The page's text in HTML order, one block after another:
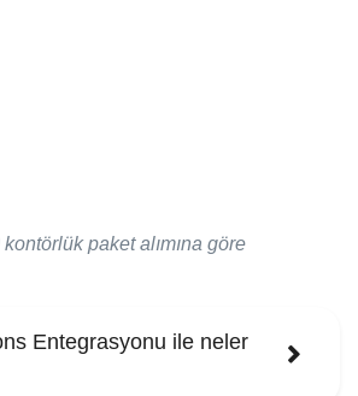
paket alımına göre
Entegrasyonu ile neler